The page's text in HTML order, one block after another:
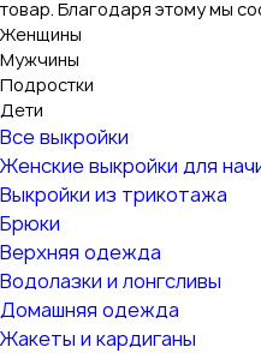
товар. Благодаря этому мы
Женщины
Мужчины
Подростки
Дети
Все выкройки
Женские выкройки для
Выкройки из трикотажа
Брюки
Верхняя одежда
Водолазки и лонгсливы
Домашняя одежда
Жакеты и кардиганы